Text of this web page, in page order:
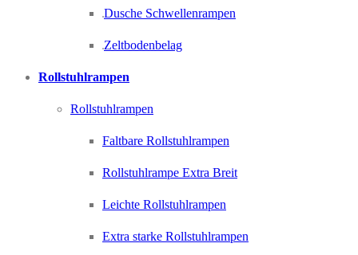
Dusche Schwellenrampen
Zeltbodenbelag
Rollstuhlrampen
Rollstuhlrampen
Faltbare Rollstuhlrampen
Rollstuhlrampe Extra Breit
Leichte Rollstuhlrampen
Extra starke Rollstuhlrampen